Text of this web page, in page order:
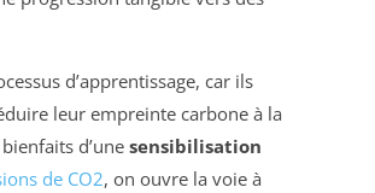
d’apprentissage, car ils
leur empreinte carbone à la
d’une sensibilisation
de CO2, on ouvre la voie à